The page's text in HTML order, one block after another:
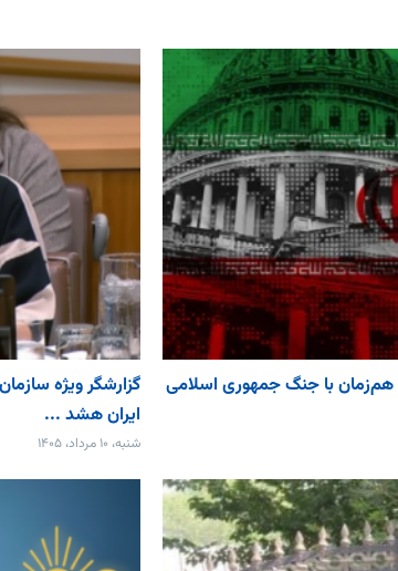
با جنگ جمهوری اسلامی
گزارشگر ویژه
ایران هشد ...
شنبه، ۱۰ مرداد، ۱۴۰۵